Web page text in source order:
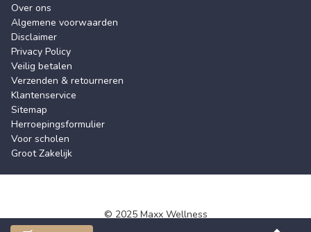
Over ons
Algemene voorwaarden
Disclaimer
Privacy Policy
Veilig betalen
Verzenden & retourneren
Klantenservice
Sitemap
Herroepingsformulier
Voor scholen
Groot Zakelijk
© 2025 Maxx Wellness